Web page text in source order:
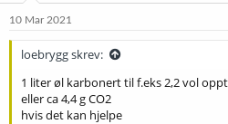
e
10 Mar 2021
loebrygg skrev:
1 liter øl karbonert til f.eks 2,2 vol
eller ca 4,4 g CO2
hvis det kan hjelpe